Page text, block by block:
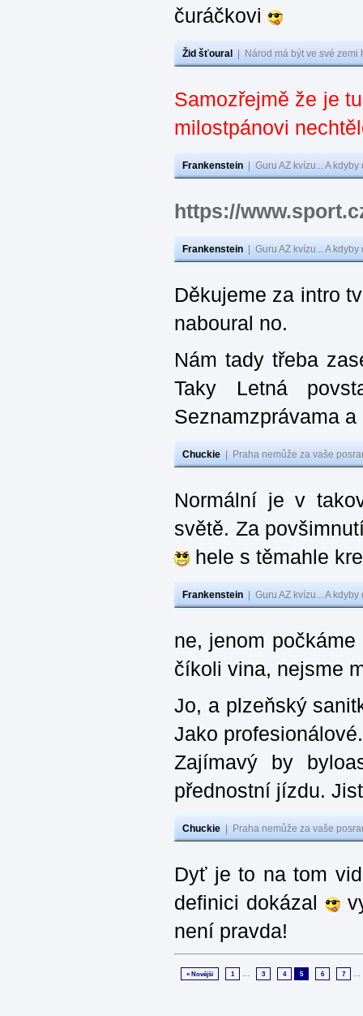
čuráčkovi
Žid šťoural Národ má být ve své
Samozřejmě že je
milostpánovi
Frankenstein Guru AZ kvízu... A
https://
Frankenstein Guru AZ kvízu... A
Děkujeme za intro
naboural no.
Nám tady třeba
Taky Letná
Seznamzprávama
Chuckie Praha nemůže za vaše
Normální je v
světě. Za
hele s těmahle
Frankenstein Guru AZ kvízu... A
ne, jenom
číkoli vina, nejsme
Jo, a plzeňský
Jako profesionálové.
Zajímavý by
přednostní jízdu.
Chuckie Praha nemůže za vaše
Dyť je to na tom
definici dokázal
není pravda!
« Novější 1 ... 3 4 5 6 7 ...